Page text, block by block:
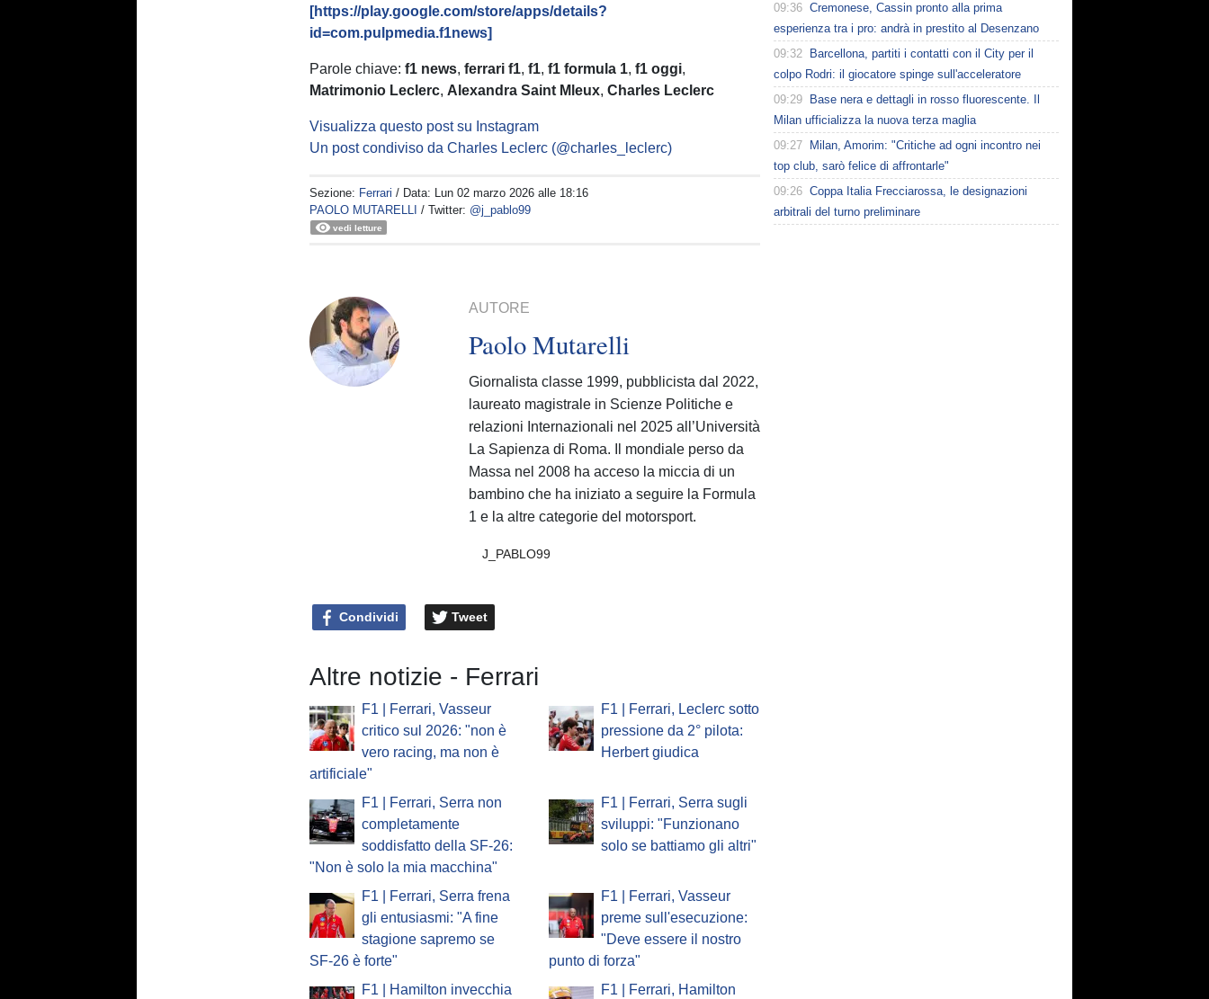
[https://play.google.com/store/apps/details?
id=com.pulpmedia.f1news]
Parole chiave:f1 news,ferrari f1,f1,f1 formula 1,f1 oggi,
Matrimonio Leclerc, Alexandra Saint Mleux,Charles Leclerc
Visualizza questo post su Instagram
Un post condiviso da Charles Leclerc (@charles_leclerc)
Sezione: Ferrari / Data: Lun 02 marzo 2026 alle 18:16
PAOLO MUTARELLI / Twitter: @j_pablo99
vedi letture
AUTORE
Paolo Mutarelli
Giornalista classe 1999, pubblicista dal 2022,
laureato magistrale in Scienze Politiche e
relazioni Internazionali nel 2025 all’Università
La Sapienza di Roma. Il mondiale perso da
Massa nel 2008 ha acceso la miccia di un
bambino che ha iniziato a seguire la Formula
1 e la altre categorie del motorsport.
J_PABLO99
Condividi Tweet
Altre notizie - Ferrari
F1 | Ferrari, Vasseur
critico sul 2026: "non è
vero racing, ma non è
artificiale"
F1 | Ferrari, Leclerc sotto
pressione da 2° pilota:
Herbert giudica
F1 | Ferrari, Serra non
completamente
soddisfatto della SF-26:
"Non è solo la mia macchina"
F1 | Ferrari, Serra sugli
sviluppi: "Funzionano
solo se battiamo gli altri"
F1 | Ferrari, Serra frena
gli entusiasmi: "A fine
stagione sapremo se
SF-26 è forte"
F1 | Ferrari, Vasseur
preme sull'esecuzione:
"Deve essere il nostro
punto di forza"
F1 | Hamilton invecchia
F1 | Ferrari, Hamilton
09:36 Cremonese, Cassin pronto alla prima
esperienza tra i pro: andrà in prestito al Desenzano
09:32
Barcellona, partiti i contatti con il City per il
colpo Rodri: il giocatore spinge sull'acceleratore
09:29
Base nera e dettagli in rosso fluorescente. Il
Milan ufficializza la nuova terza maglia
09:27
Milan, Amorim: "Critiche ad ogni incontro nei
top club, sarò felice di affrontarle"
09:26 Coppa Italia Frecciarossa, le designazioni
arbitrali del turno preliminare